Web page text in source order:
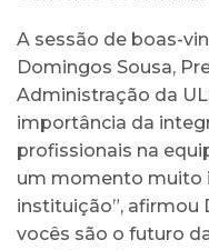
A sessão de boas-
Domingos Sousa,
Administração da
importância da
profissionais na
um momento muito
instituição”, afirmou
vocês são o futuro